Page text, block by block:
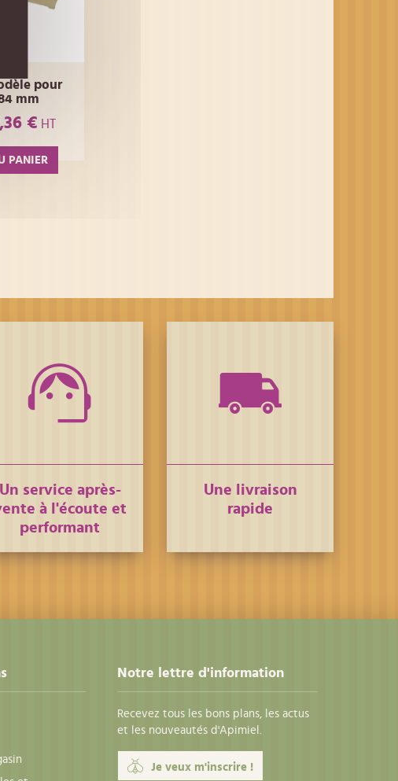
pour
mm
€ HT
PANIER
Un service après-
à l'écoute et
performant
Une livraison
rapide
Notre lettre d'information
Recevez tous les bons plans, les actus
et les nouveautés d'Apimiel.
Je veux m'inscrire !